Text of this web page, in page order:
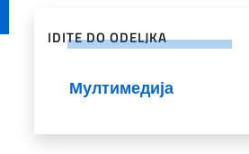
IDITE DO ODELJKA
Мултимедија